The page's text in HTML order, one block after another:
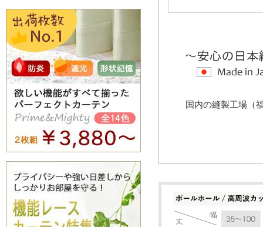
国内の縫製工場（